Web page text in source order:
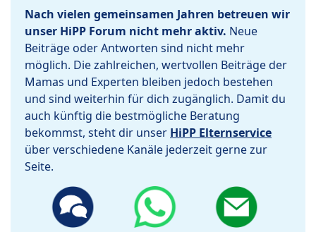
Nach vielen gemeinsamen Jahren betreuen wir
unser HiPP Forum nicht mehr aktiv. Neue
Beiträge oder Antworten sind nicht mehr
möglich. Die zahlreichen, wertvollen Beiträge der
Mamas und Experten bleiben jedoch bestehen
und sind weiterhin für dich zugänglich. Damit du
auch künftig die bestmögliche Beratung
bekommst, steht dir unser HiPP Elternservice
über verschiedene Kanäle jederzeit gerne zur
Seite.